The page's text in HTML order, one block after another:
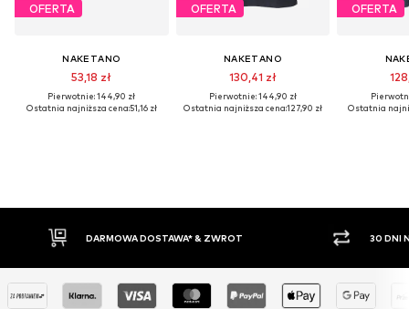
OFERTA
NAKETANO
53,18 zł
Pierwotnie: 144,90 zł
Ostatnia najniższa cena:51,16 zł
OFERTA
NAKETANO
130,41 zł
Pierwotnie: 144,90 zł
Ostatnia najniższa cena:127,90 zł
OFERTA
Ostatnia
30 DNI NA ZWROT TOWARU